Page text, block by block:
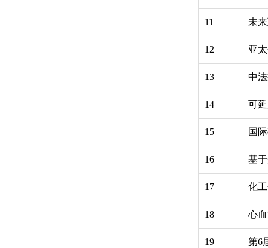
11 未
12 亚
13 中
14 可
15 国
16 基
17 化
18 心
19 第6